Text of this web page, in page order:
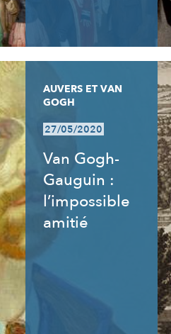
AUVERS ET VAN
GOGH
27/05/2020
Van Gogh-
Gauguin :
l’impossible
amitié